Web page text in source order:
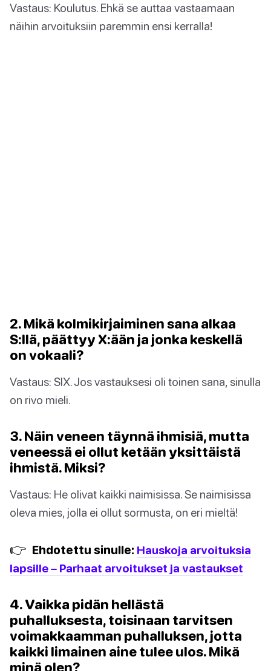
Vastaus: Koulutus. Ehkä se auttaa vastaamaan
näihin arvoituksiin paremmin ensi kerralla!
2. Mikä kolmikirjaiminen sana alkaa
S:llä, päättyy X:ään ja jonka keskellä
on vokaali?
Vastaus: SIX. Jos vastauksesi oli toinen sana, sinulla
on rivo mieli.
3. Näin veneen täynnä ihmisiä, mutta
veneessä ei ollut ketään yksittäistä
ihmistä. Miksi?
Vastaus: He olivat kaikki naimisissa. Se naimisissa
oleva mies, jolla ei ollut sormusta, on eri mieltä!
👉 Ehdotettu sinulle: Hauskoja arvoituksia
lapsille – Parhaat arvoitukset ja vastaukset
4. Vaikka pidän hellästä
puhalluksesta, toisinaan tarvitsen
voimakkaamman puhalluksen, jotta
kaikki limainen aine tulee ulos. Mikä
minä olen?